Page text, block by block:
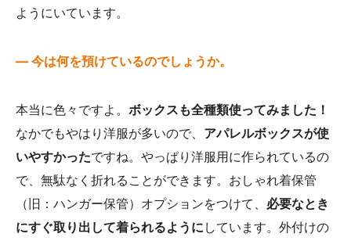
ようにいています。
— 今は何を預けているのでしょうか。
本当に色々ですよ。 ボックスも全種類使ってみました！
なかでもやはり洋服が多いので、 アパレルボックスが使
いやすかったですね。やっぱり洋服用に作られているの
で、無駄なく折れることができます。おしゃれ着保管
（旧：ハンガー保管）オプションをつけて、 必要なとき
にすぐ取り出して着られるように しています。外付けの